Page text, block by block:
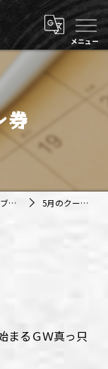
券
ブログ 5月のクーポン券
まるＧＷ真っ只